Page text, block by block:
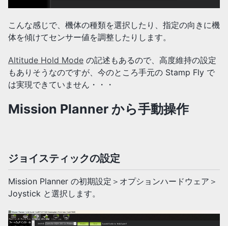
こんな感じで、機体の種類を選択したり、指定の向きに機
体を傾けてセンサー値を調整したりします。
Altitude Hold Mode の記述もあるので、高度維持の設定
もありそうなのですが、今のところ手元の Stamp Fly で
は実現できていません・・・
Mission Planner から手動操作
ジョイスティックの設定
Mission Planner の初期設定＞オプションハードウェア＞
Joystick と選択します。